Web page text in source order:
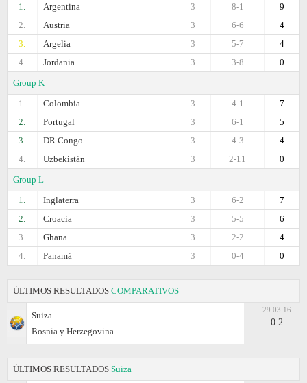
1.
Argentina 9
8-1
3
2.
Austria 4
6-6
3
3.
Argelia 4
5-7
3
4.
Jordania 0
3-8
3
Group K
1.
Colombia 7
4-1
3
2.
Portugal 5
6-1
3
3.
DR Congo 4
4-3
3
4.
Uzbekistán 0
2-11
3
Group L
1.
Inglaterra 7
6-2
3
2.
Croacia 6
5-5
3
3.
Ghana 4
2-2
3
4.
Panamá 0
0-4
3
ÚLTIMOS RESULTADOS COMPARATIVOS
Suiza
Bosnia y Herzegovina
29.03.16
0:2
ÚLTIMOS RESULTADOS Suiza